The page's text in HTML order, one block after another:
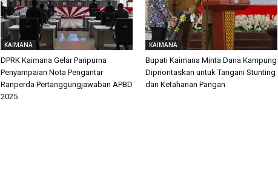
KAIMANA
DPRK Kaimana Gelar Paripurna
Penyampaian Nota Pengantar
Ranperda Pertanggungjawaban APBD
2025
KAIMANA
Bupati Kaimana Minta Dana Kampung
Diprioritaskan untuk Tangani Stunting
dan Ketahanan Pangan